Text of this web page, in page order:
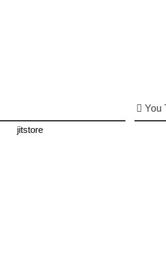
jitstore
You